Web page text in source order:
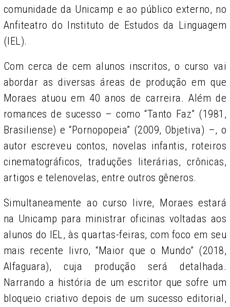
comunidade da Unicamp e ao público externo, no
Anfiteatro do Instituto de Estudos da Linguagem
(IEL).
Com cerca de cem alunos inscritos, o curso vai
abordar as diversas áreas de produção em que
Moraes atuou em 40 anos de carreira. Além de
romances de sucesso – como “Tanto Faz” (1981,
Brasiliense) e “Pornopopeia” (2009, Objetiva) –, o
autor escreveu contos, novelas infantis, roteiros
cinematográficos, traduções literárias, crônicas,
artigos e telenovelas, entre outros gêneros.
Simultaneamente ao curso livre, Moraes estará
na Unicamp para ministrar oficinas voltadas aos
alunos do IEL, às quartas-feiras, com foco em seu
mais recente livro, “Maior que o Mundo” (2018,
Alfaguara), cuja produção será detalhada.
Narrando a história de um escritor que sofre um
bloqueio criativo depois de um sucesso editorial,